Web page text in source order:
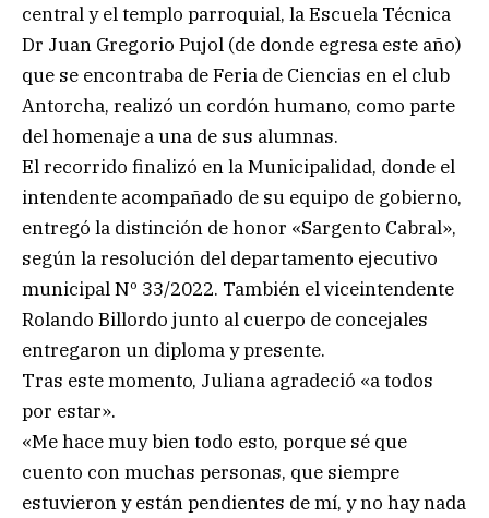
central y el templo parroquial, la Escuela Técnica
Dr Juan Gregorio Pujol (de donde egresa este año)
que se encontraba de Feria de Ciencias en el club
Antorcha, realizó un cordón humano, como parte
del homenaje a una de sus alumnas.
El recorrido finalizó en la Municipalidad, donde el
intendente acompañado de su equipo de gobierno,
entregó la distinción de honor «Sargento Cabral»,
según la resolución del departamento ejecutivo
municipal Nº 33/2022. También el viceintendente
Rolando Billordo junto al cuerpo de concejales
entregaron un diploma y presente.
Tras este momento, Juliana agradeció «a todos
por estar».
«Me hace muy bien todo esto, porque sé que
cuento con muchas personas, que siempre
estuvieron y están pendientes de mí, y no hay nada